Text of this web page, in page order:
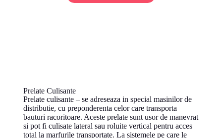
Prelate Culisante
Prelate culisante – se adreseaza in special masinilor de
distributie, cu preponderenta celor care transporta
bauturi racoritoare. Aceste prelate sunt usor de manevrat
si pot fi culisate lateral sau roluite vertical pentru acces
total la marfurile transportate. La sistemele pe care le